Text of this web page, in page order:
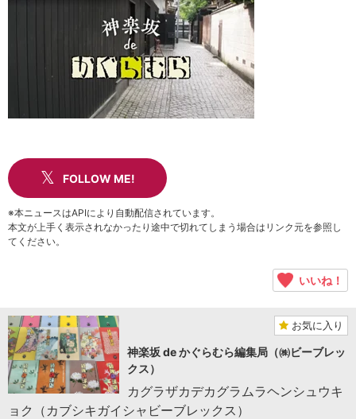
FOLLOW ME!
※本ニュースはAPIにより自動配信されています。
本文が上手く表示されなかったり途中で切れてしまう場合はリンク元を参照し
てください。
いいね！
お気に入り
神楽坂 de かぐらむら編集局（㈱ビーブレッ
クス）
カグラザカデカグラムラヘンシュウキ
ョク（カブシキガイシャビーブレックス）